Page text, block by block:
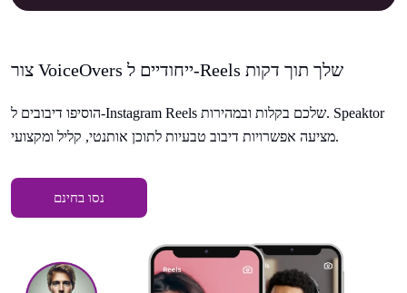
צור VoiceOvers ייחודיים ל-Reels שלך תוך דקות
הוסיפו דיבובים ל-Instagram Reels שלכם בקלות ובמהירות. Speaktor
מציעה אפשרויות דיבוב טבעיות לתוכן אותנטי, קליל ומקצועי.
נסו בחינם